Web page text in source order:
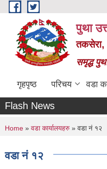
Skip to main content
पुथा
तकसेरा,
समृद्ध
गृहपृष्ठ परिचय वडा
Flash News
You are here
Home » वडा कार्यालयहरु » वडा नं १२
वडा नं १२